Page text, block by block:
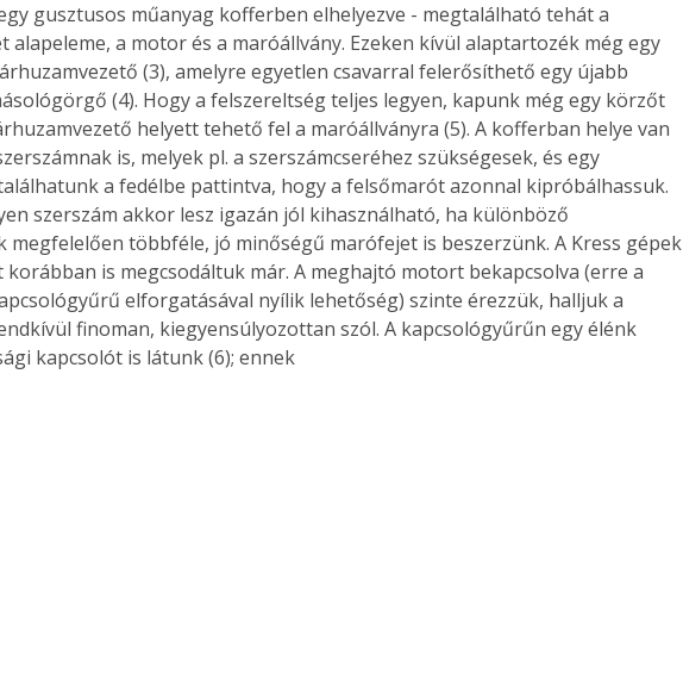
gusztusos műanyag kofferben elhelyezve - megtalálható tehát a
alapeleme, a motor és a maróállvány. Ezeken kívül alaptartozék még egy
(3), amelyre egyetlen csavarral felerősíthető egy újabb
(4). Hogy a felszereltség teljes legyen, kapunk még egy körzőt
helyett tehető fel a maróállványra (5). A kofferban helye van
is, melyek pl. a szerszámcseréhez szükségesek, és egy
a fedélbe pattintva, hogy a felsőmarót azonnal kipróbálhassuk.
szerszám akkor lesz igazán jól kihasználható, ha különböző
megfelelően többféle, jó minőségű marófejet is beszerzünk. A Kress gépek
korábban is megcsodáltuk már. A meghajtó motort bekapcsolva (erre a
elforgatásával nyílik lehetőség) szinte érezzük, halljuk a
finoman, kiegyensúlyozottan szól. A kapcsológyűrűn egy élénk
kapcsolót is látunk (6); ennek